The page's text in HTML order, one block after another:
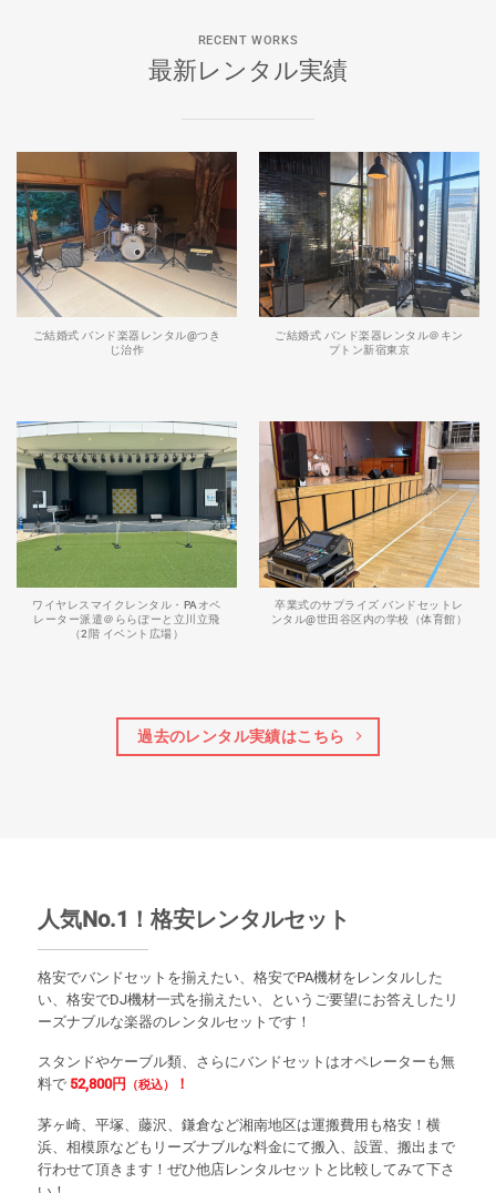
RECENT WORKS
最新レンタル実績
ご結婚式 バンド楽器レンタル@つき
じ治作
ご結婚式 バンド楽器レンタル＠キン
プトン新宿東京
ワイヤレスマイクレンタル・PAオペ
レーター派遣＠ららぽーと立川立飛
（2階 イベント広場）
卒業式のサプライズ バンドセットレ
ンタル@世田谷区内の学校（体育館）
過去のレンタル実績はこちら
人気No.1！格安レンタルセット
格安でバンドセットを揃えたい、格安でPA機材をレンタルした
い、格安でDJ機材一式を揃えたい、というご要望にお答えしたリ
ーズナブルな楽器のレンタルセットです！
スタンドやケーブル類、さらにバンドセットはオペレーターも無
料で52,800円 （税込） ！
茅ヶ崎、平塚、藤沢、鎌倉など湘南地区は運搬費用も格安！横
浜、相模原などもリーズナブルな料金にて搬入、設置、搬出まで
行わせて頂きます！ぜひ他店レンタルセットと比較してみて下さ